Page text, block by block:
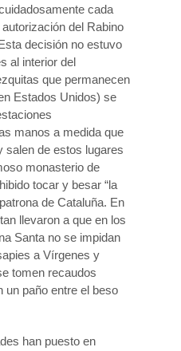
cada
del Rabino
decisión no estuvo
al interior del
que permanecen
Estados Unidos) se
manos a medida que
salen de estos lugares
monasterio de
tocar y besar “la
de Cataluña. En
llevaron a que en los
Santa no se impidan
a Vírgenes y
tomen recaudos
un paño entre el beso
han puesto en